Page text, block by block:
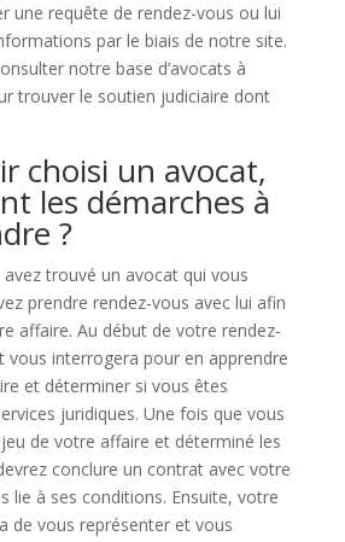
une requête de rendez-vous ou lui
par le biais de notre site.
notre base d’avocats à
trouver le soutien judiciaire dont
choisi un avocat,
les démarches à
?
trouvé un avocat qui vous
prendre rendez-vous avec lui afin
affaire. Au début de votre rendez-
vous interrogera pour en apprendre
et déterminer si vous êtes
juridiques. Une fois que vous
de votre affaire et déterminé les
conclure un contrat avec votre
lie à ses conditions. Ensuite, votre
de vous représenter et vous